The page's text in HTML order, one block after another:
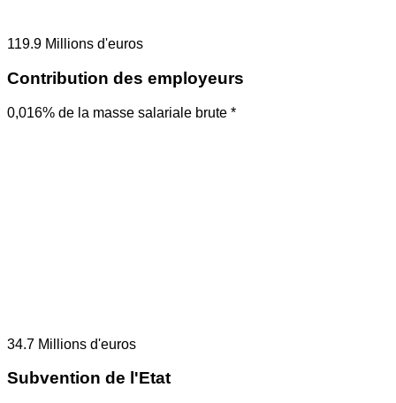
119.9 Millions d'euros
Contribution des employeurs
0,016% de la masse salariale brute *
34.7 Millions d'euros
Subvention de l'Etat